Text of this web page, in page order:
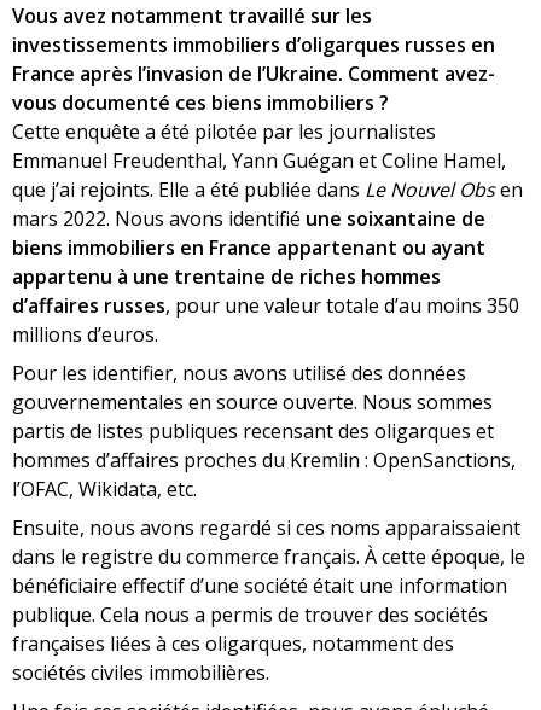
Vous avez notamment travaillé sur les
investissements immobiliers d’oligarques russes en
France après l’invasion de l’Ukraine. Comment avez-
vous documenté ces biens immobiliers ?
Cette enquête a été pilotée par les journalistes
Emmanuel Freudenthal, Yann Guégan et Coline Hamel,
que j’ai rejoints. Elle a été publiée dans Le Nouvel Obsen
mars 2022. Nous avons identifié une soixantaine de
biens immobiliers en France appartenant ou ayant
appartenu à une trentaine de riches hommes
d’affaires russes, pour une valeur totale d’au moins 350
millions d’euros.
Pour les identifier, nous avons utilisé des données
gouvernementales en source ouverte. Nous sommes
partis de listes publiques recensant des oligarques et
hommes d’affaires proches du Kremlin : OpenSanctions,
l’OFAC, Wikidata, etc.
Ensuite, nous avons regardé si ces noms apparaissaient
dans le registre du commerce français. À cette époque, le
bénéficiaire effectif d’une société était une information
publique. Cela nous a permis de trouver des sociétés
françaises liées à ces oligarques, notamment des
sociétés civiles immobilières.